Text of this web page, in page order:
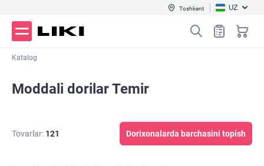
Toshkent UZ
Katalog
Moddali dorilar Temir
Tovarlar: 121 Dorixonalarda barchasini topish